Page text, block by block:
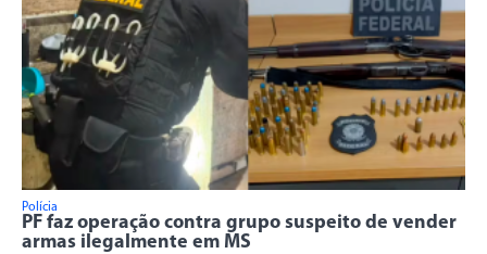
Polícia
PF faz operação contra grupo suspeito de vender
armas ilegalmente em MS